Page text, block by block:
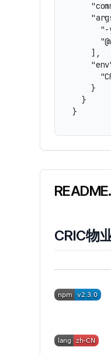
"-
    ],
    }
  }
}
CRIC物